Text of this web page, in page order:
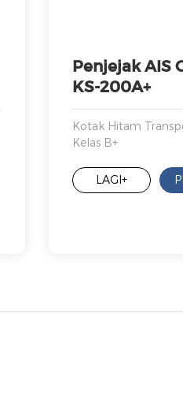
Penjejak AIS
KS-200A+
Kotak Hitam
Kelas B+
LAGI+